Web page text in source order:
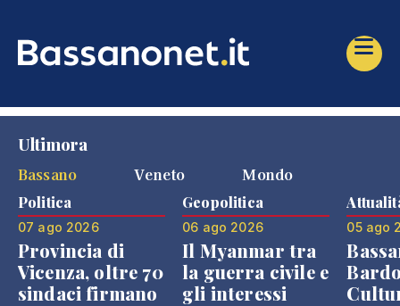
Ultimora
Bassano
Veneto Mondo
Politica
07 ago 2026
Provincia di
Vicenza, oltre 70
sindaci firmano
Geopolitica
06 ago 2026
Il Myanmar tra
la guerra civile e
gli interessi
05 ago